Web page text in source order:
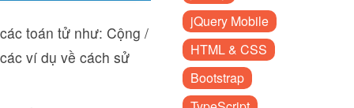
toán tử như: Cộng /
ví dụ về cách sử
jQuery Mobile
HTML & CSS
Bootstrap